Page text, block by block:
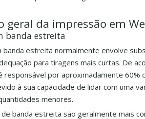
geral da impressão em
banda estreita
banda estreita normalmente envolve
para tiragens mais curtas. De
responsável por aproximadamente
à sua capacidade de lidar com uma
menores.
banda estreita são geralmente mais